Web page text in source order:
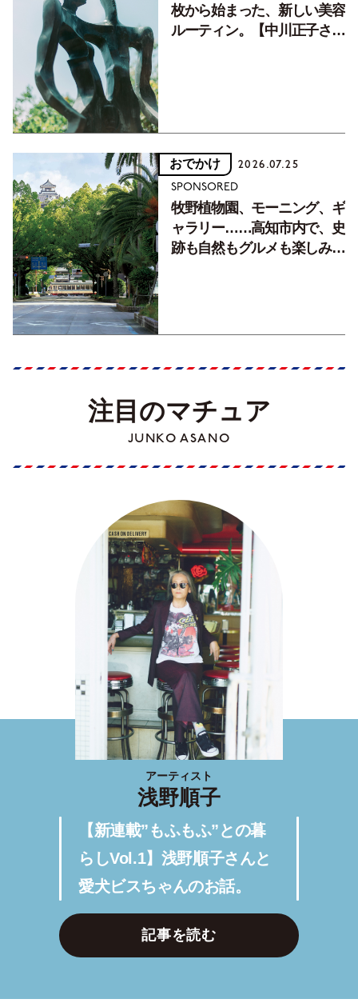
枚から始まった、新しい美容
ルーティン。【中川正子さん
おでかけ 2026.07.25
SPONSORED
牧野植物園、モーニング、ギ
ャラリー……高知市内で、史
跡も自然もグルメも楽しみ尽
注目のマチュア
JUNKO ASANO
アーティスト
浅野順子
【新連載”もふもふ”との暮
らしVol.1】浅野順子さんと
愛犬ビスちゃんのお話。
記事を読む